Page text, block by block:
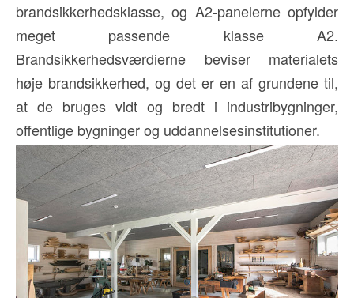
brandsikkerhedsklasse, og A2-panelerne opfylder
meget passende klasse A2.
Brandsikkerhedsværdierne beviser materialets
høje brandsikkerhed, og det er en af grundene til,
at de bruges vidt og bredt i industribygninger,
offentlige bygninger og uddannelsesinstitutioner.